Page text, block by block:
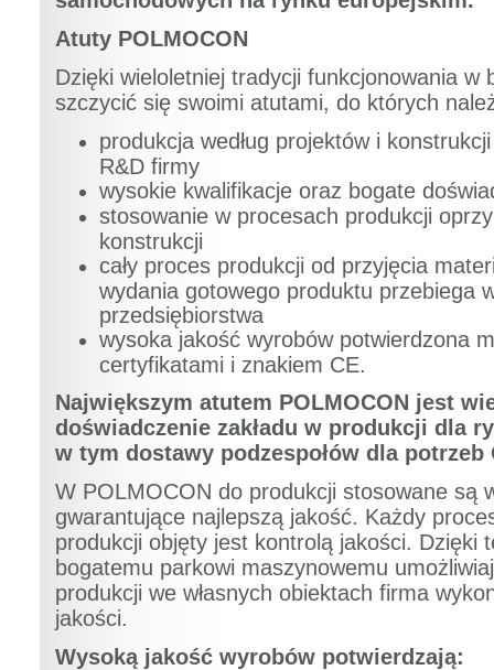
Atuty POLMOCON
Dzięki wieloletniej tradycji funkcjonowania w
szczycić się swoimi atutami, do których
produkcja według projektów i
R&D firmy
wysokie kwalifikacje oraz bogate
stosowanie w procesach produkcji
konstrukcji
cały proces produkcji od przyjęcia
wydania gotowego produktu przebiega
przedsiębiorstwa
wysoka jakość wyrobów potwierdzona
certyfikatami i znakiem CE.
Największym atutem POLMOCON jest
doświadczenie zakładu w produkcji dla
w tym dostawy podzespołów dla potrzeb
W POLMOCON do produkcji stosowane są
gwarantujące najlepszą jakość. Każdy
produkcji objęty jest kontrolą jakości. Dzięki
bogatemu parkowi maszynowemu
produkcji we własnych obiektach firma
jakości.
Wysoką jakość wyrobów potwierdzają: